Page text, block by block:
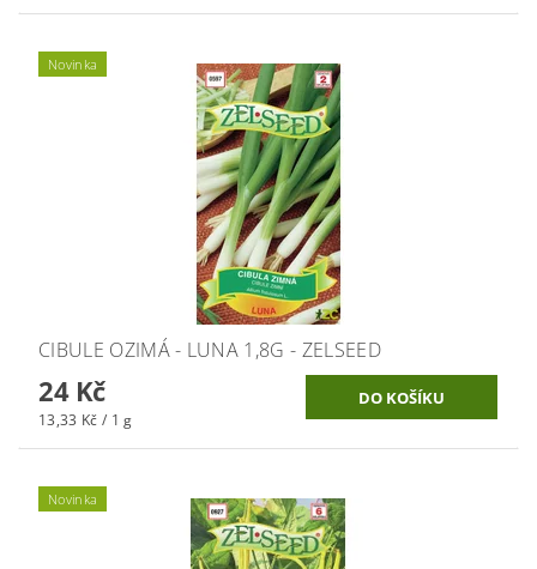
Novinka
CIBULE OZIMÁ - LUNA 1,8G - ZELSEED
24 Kč
13,33 Kč / 1 g
Novinka